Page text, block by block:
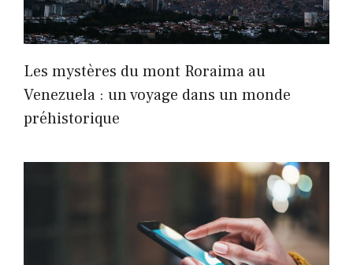
Les mystères du mont Roraima au
Venezuela : un voyage dans un monde
préhistorique